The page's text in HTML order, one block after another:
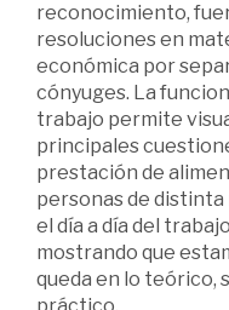
reconocimiento,
resoluciones en
económica por
cónyuges. La
trabajo permite
principales
prestación de
personas de
el día a día del
mostrando que
queda en lo teórico,